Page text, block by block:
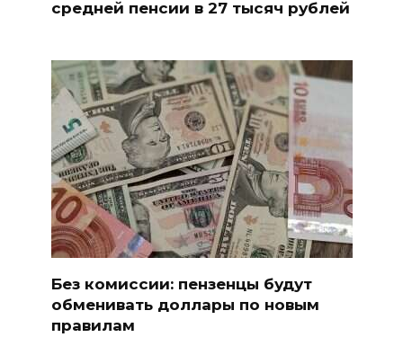
средней пенсии в 27 тысяч рублей
Без комиссии: пензенцы будут
обменивать доллары по новым
правилам